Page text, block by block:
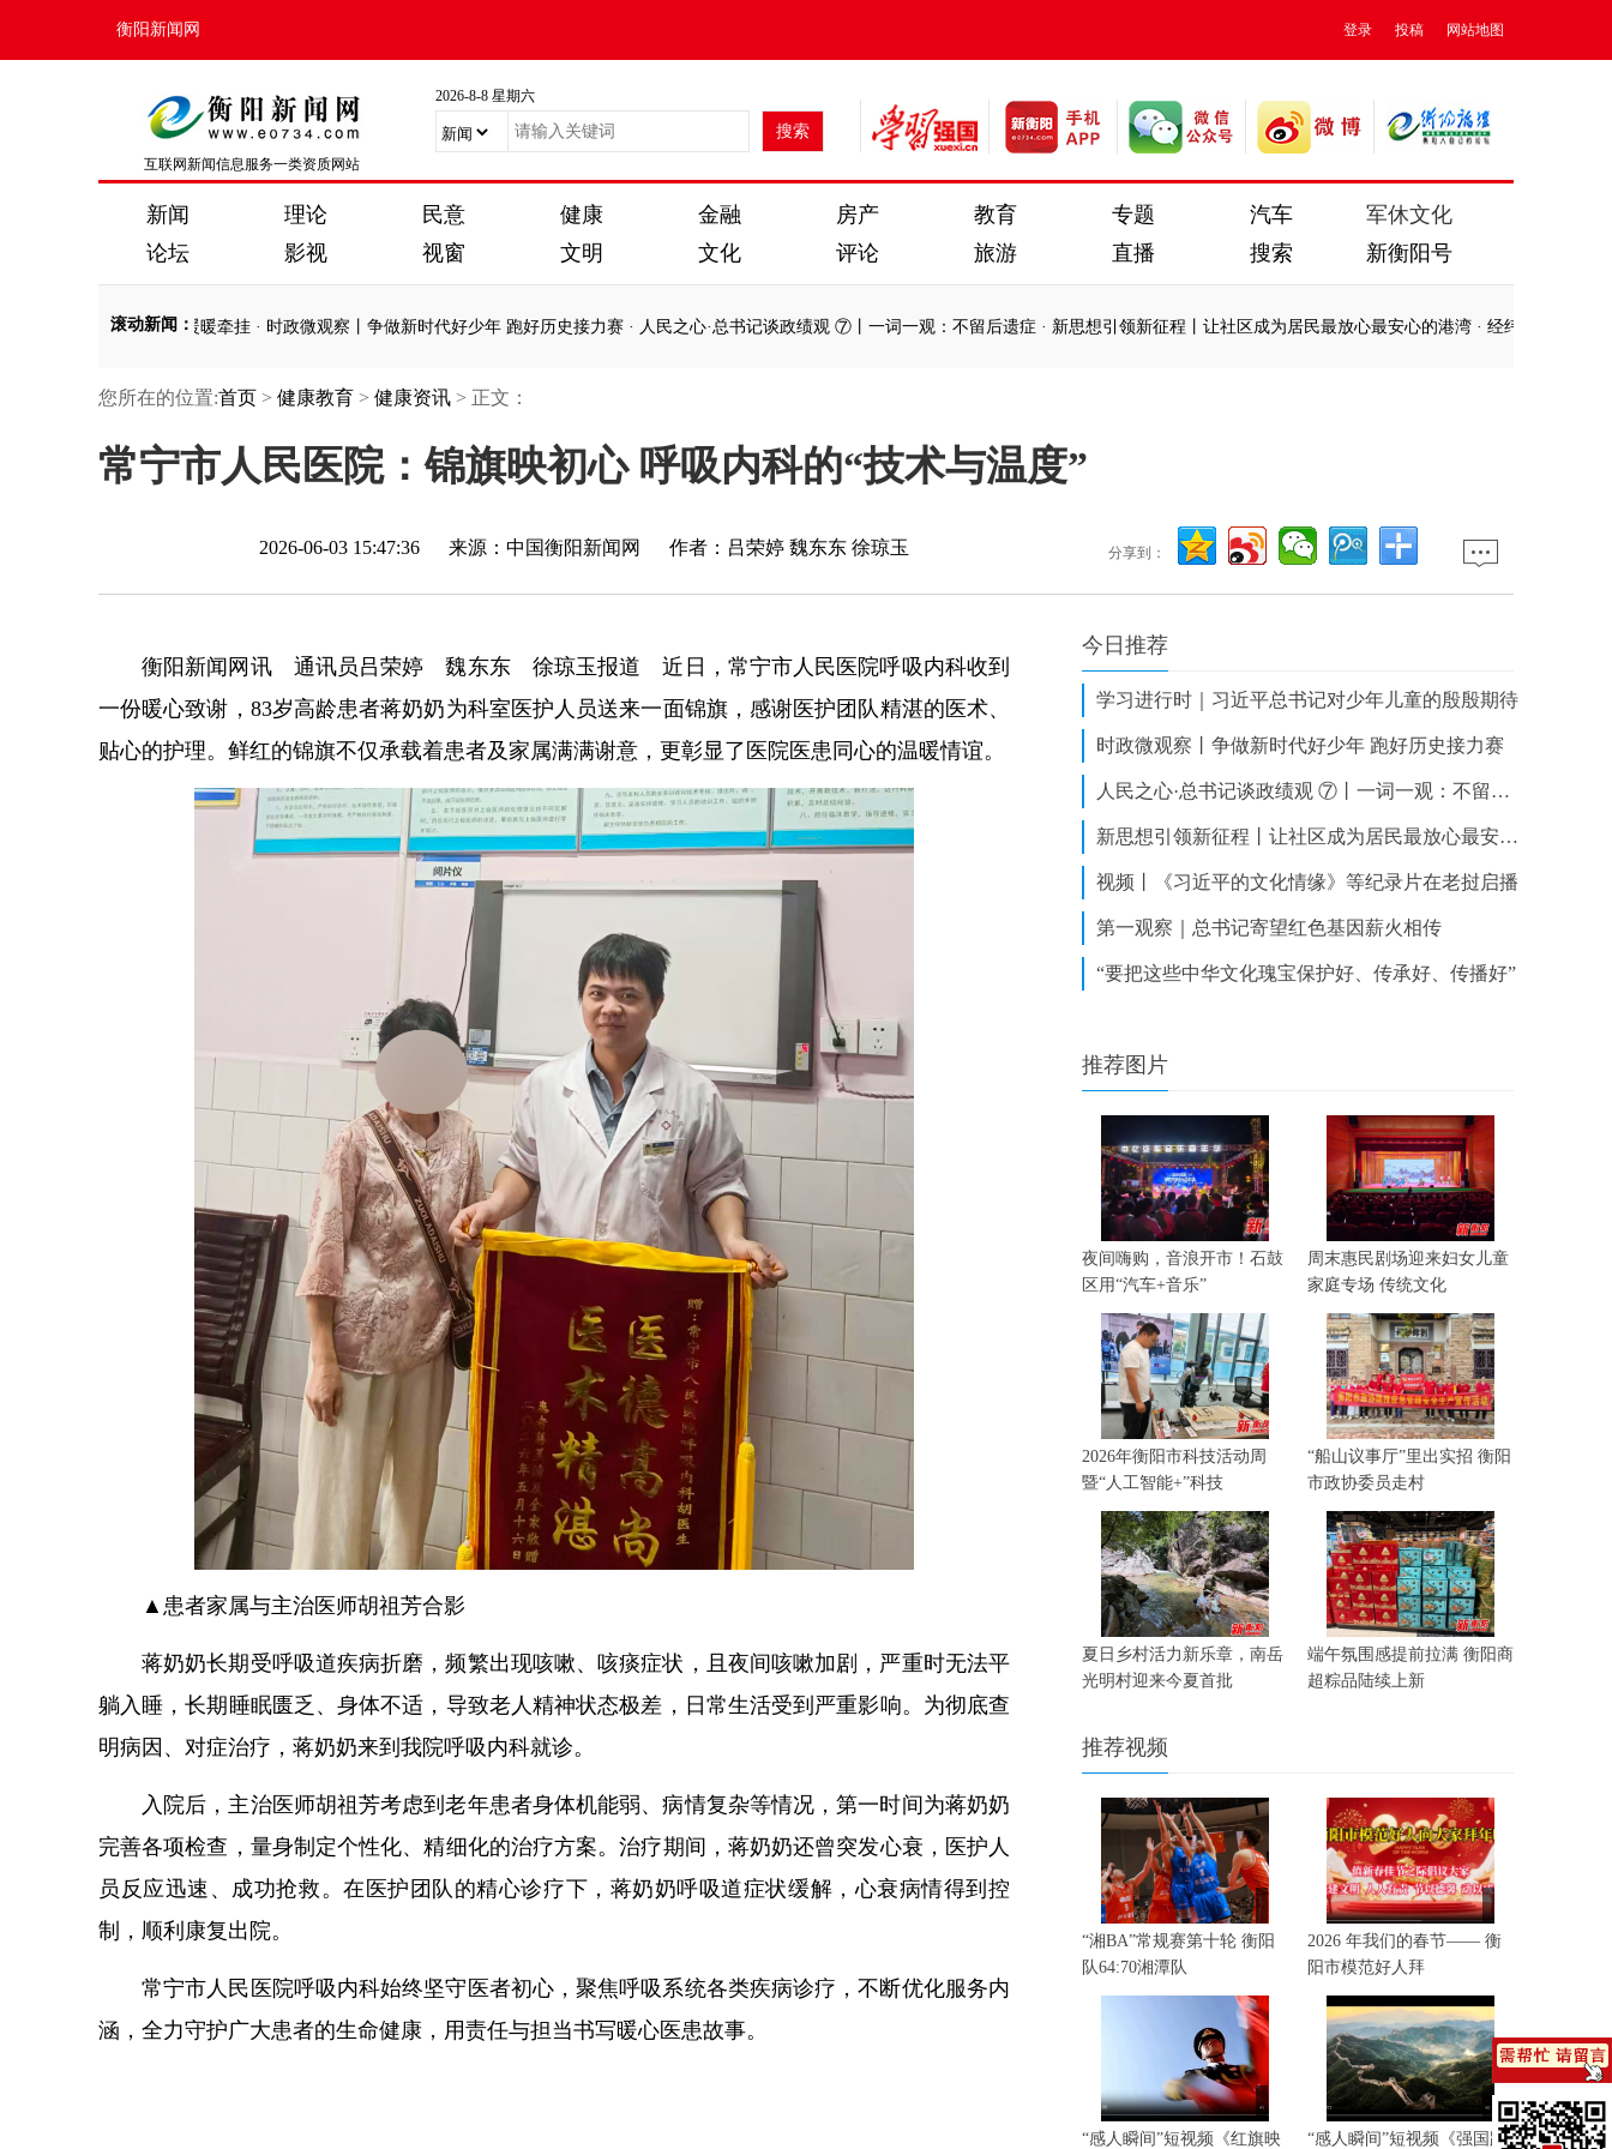
衡阳新闻网 登录 投稿 网站地图
互联网新闻信息服务一类资质网站
2026-8-8 星期六
新闻 理论 民意 健康 金融 房产 教育 专题 汽车
军休文化
论坛
影视 视窗 文明 文化 评论 旅游 直播 搜索 新衡阳号
滚动新闻 ：
微视频｜殷殷嘱托 暖暖牵挂·时政微观察丨争做新时代好少年 跑好历史接力赛·人民之心·总书记谈政绩观 ⑦丨一词一观：不留后遗症·新思想引领新征程丨让社区成为居民最放心最安心的港湾·经纬线·政绩观里的
微视频｜殷殷嘱托 暖暖牵挂·时政微观察丨争做新时代好少年 跑好历史接力赛
您所在的位置:首页 > 健康教育 > 健康资讯 > 正文：
常宁市人民医院：锦旗映初心 呼吸内科的“技术与温度”
2026-06-03 15:47:36 来源： 中国衡阳新闻网 作者：吕荣婷 魏东东 徐琼玉 分享到：
衡阳新闻网讯 通讯员吕荣婷 魏东东 徐琼玉报道 近日，常宁市人民医院呼吸内科收到
一份暖心致谢，83岁高龄患者蒋奶奶为科室医护人员送来一面锦旗，感谢医护团队精湛的医术、
贴心的护理。鲜红的锦旗不仅承载着患者及家属满满谢意，更彰显了医院医患同心的温暖情谊。
▲患者家属与主治医师胡祖芳合影
蒋奶奶长期受呼吸道疾病折磨，频繁出现咳嗽、咳痰症状，且夜间咳嗽加剧，严重时无法平
躺入睡，长期睡眠匮乏、身体不适，导致老人精神状态极差，日常生活受到严重影响。为彻底查
明病因、对症治疗，蒋奶奶来到我院呼吸内科就诊。
入院后，主治医师胡祖芳考虑到老年患者身体机能弱、病情复杂等情况，第一时间为蒋奶奶
完善各项检查，量身制定个性化、精细化的治疗方案。治疗期间，蒋奶奶还曾突发心衰，医护人
员反应迅速、成功抢救。在医护团队的精心诊疗下，蒋奶奶呼吸道症状缓解，心衰病情得到控
制，顺利康复出院。
常宁市人民医院呼吸内科始终坚守医者初心，聚焦呼吸系统各类疾病诊疗，不断优化服务内
涵，全力守护广大患者的生命健康，用责任与担当书写暖心医患故事。
今日推荐
学习进行时｜习近平总书记对少年儿童的殷殷期待
时政微观察丨争做新时代好少年 跑好历史接力赛
人民之心·总书记谈政绩观 ⑦丨一词一观：不留后遗症
新思想引领新征程丨让社区成为居民最放心最安心的港湾
视频丨《习近平的文化情缘》等纪录片在老挝启播
第一观察｜总书记寄望红色基因薪火相传
“要把这些中华文化瑰宝保护好、传承好、传播好”
推荐图片
夜间嗨购，音浪开市！石鼓
区用“汽车+音乐”
周末惠民剧场迎来妇女儿童
家庭专场 传统文化
2026年衡阳市科技活动周
暨“人工智能+”科技
“船山议事厅”里出实招 衡阳
市政协委员走村
夏日乡村活力新乐章，南岳
光明村迎来今夏首批
端午氛围感提前拉满 衡阳商
超粽品陆续上新
推荐视频
“湘BA”常规赛第十轮 衡阳
队64:70湘潭队
2026 年我们的春节—— 衡
阳市模范好人拜
“感人瞬间”短视频《红旗映 “感人瞬间”短视频《强国路